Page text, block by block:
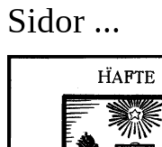
Sidor ...